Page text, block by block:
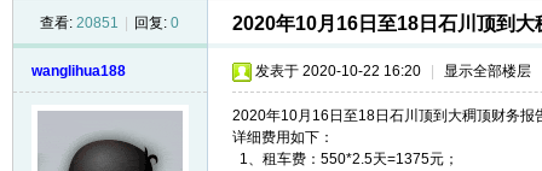
› › ›
查看: 20851 回复: 0 2020年10月16日至18日石川顶到大
wanglihua188 发表于 2020-10-22 16:20 显示全部楼层
2020年10月16日至18日石川顶到大稠顶财务报
详细费用如下：
1、租车费：550*2.5天=1375元；